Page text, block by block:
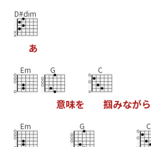
D#dim
あ
Em G
意味を
C
掴みながら
Em G C